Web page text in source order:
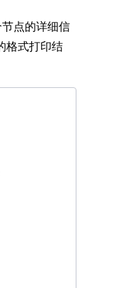
点的详细信
格式打印结